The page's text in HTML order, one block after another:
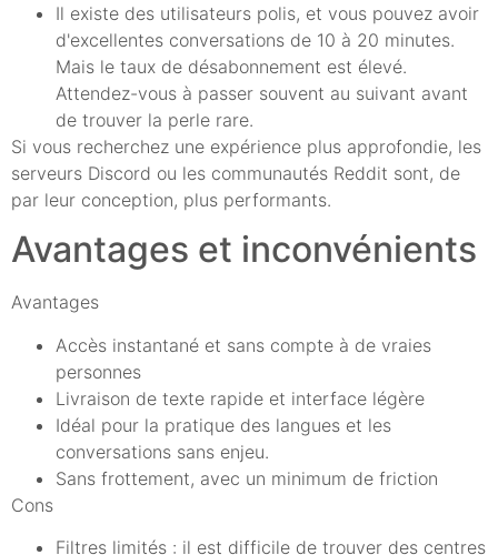
Il existe des utilisateurs polis, et vous pouvez avoir
d'excellentes conversations de 10 à 20 minutes.
Mais le taux de désabonnement est élevé.
Attendez-vous à passer souvent au suivant avant
de trouver la perle rare.
Si vous recherchez une expérience plus approfondie, les
serveurs Discord ou les communautés Reddit sont, de
par leur conception, plus performants.
Avantages et inconvénients
Avantages
Accès instantané et sans compte à de vraies
personnes
Livraison de texte rapide et interface légère
Idéal pour la pratique des langues et les
conversations sans enjeu.
Sans frottement, avec un minimum de friction
Cons
Filtres limités : il est difficile de trouver des centres